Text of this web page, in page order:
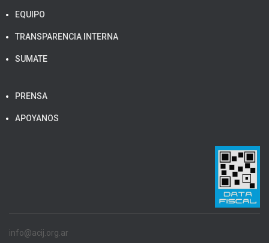
EQUIPO
TRANSPARENCIA INTERNA
SUMATE
PRENSA
APOYANOS
info@acij.org.ar